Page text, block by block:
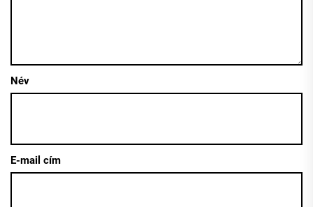
Név
E-mail cím